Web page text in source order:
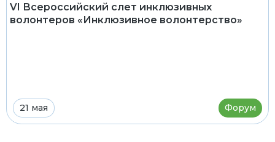
VI Всероссийский слет инклюзивных
волонтеров «Инклюзивное волонтерство»
21 мая Форум